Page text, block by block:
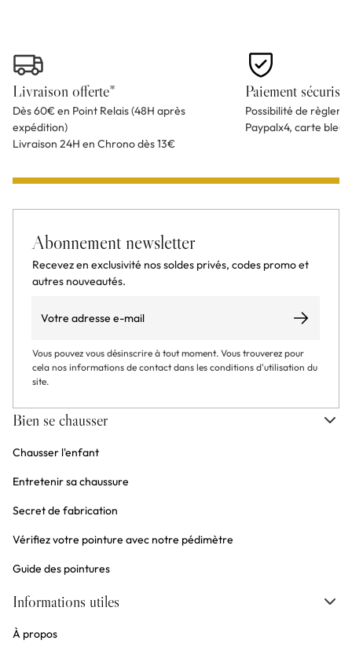
Livraison offerte*
Dès 60€ en Point Relais (48H après
expédition)
Livraison 24H en Chrono dès 13€
Paiement sécurisé
Possibilité de
Paypalx4, carte
Abonnement newsletter
Recevez en exclusivité nos soldes privés, codes promo et
autres nouveautés.
S’abonner
Vous pouvez vous désinscrire à tout moment. Vous trouverez pour
cela nos informations de contact dans les conditions d'utilisation du
site.
Bien se chausser
Chausser l'enfant
Entretenir sa chaussure
Secret de fabrication
Vérifiez votre pointure avec notre pédimètre
Guide des pointures
Informations utiles
À propos